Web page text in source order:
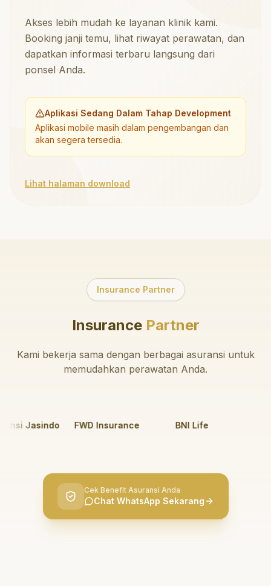
Akses lebih mudah ke layanan klinik kami.
Booking janji temu, lihat riwayat perawatan, dan
dapatkan informasi terbaru langsung dari
ponsel Anda.
Aplikasi Sedang Dalam Tahap Development
Aplikasi mobile masih dalam pengembangan dan
akan segera tersedia.
Lihat halaman download
Insurance Partner
InsurancePartner
Kami bekerja sama dengan berbagai asuransi untuk
memudahkan perawatan Anda.
Jasindo FWD Insurance BNI Life
Cek Benefit Asuransi Anda
Chat WhatsApp Sekarang